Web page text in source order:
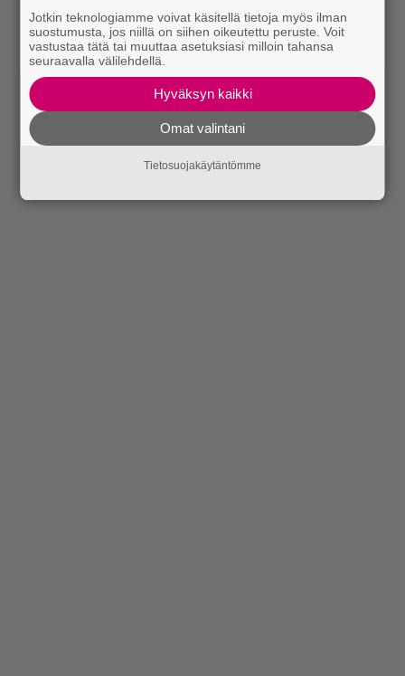
Jotkin teknologiamme voivat käsitellä tietoja myös ilman
suostumusta, jos niillä on siihen oikeutettu peruste. Voit
vastustaa tätä tai muuttaa asetuksiasi milloin tahansa
seuraavalla välilehdellä.
Hyväksyn kaikki
Omat valintani
Tietosuojakäytäntömme